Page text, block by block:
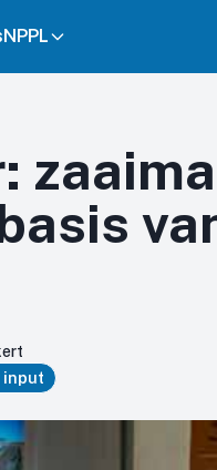
NPPL
input